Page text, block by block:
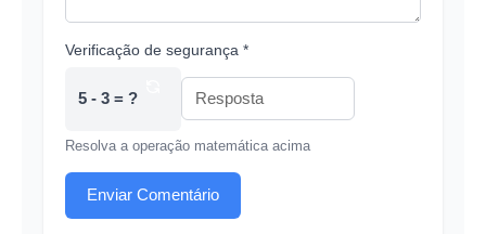
Verificação de segurança *
5 - 3 = ?
Resolva a operação matemática acima
Enviar Comentário